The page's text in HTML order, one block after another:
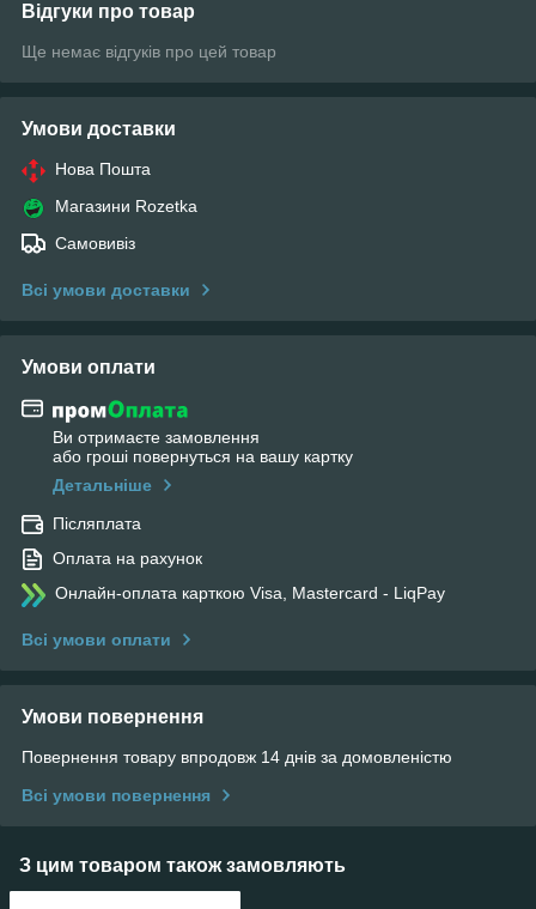
Відгуки про товар
Ще немає відгуків про цей товар
Умови доставки
Нова Пошта
Магазини Rozetka
Самовивіз
Всі умови доставки
Умови оплати
Ви отримаєте замовлення
або гроші повернуться на вашу картку
Детальніше
Післяплата
Оплата на рахунок
Онлайн-оплата карткою Visa, Mastercard - LiqPay
Всі умови оплати
Умови повернення
Повернення товару впродовж 14 днів за домовленістю
Всі умови повернення
З цим товаром також замовляють